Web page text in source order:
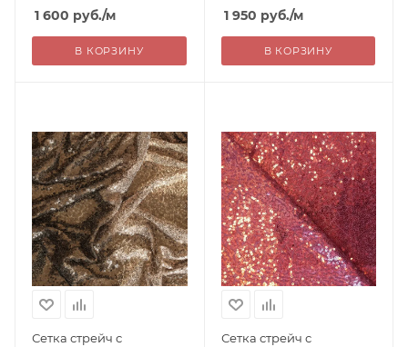
1 600 руб./м
В КОРЗИНУ
1 950 руб./м
В КОРЗИНУ
Сетка стрейч с
Сетка стрейч с